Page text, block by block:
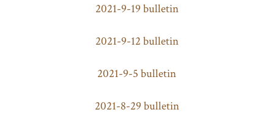
2021-9-19 bulletin
2021-9-12 bulletin
2021-9-5 bulletin
2021-8-29 bulletin